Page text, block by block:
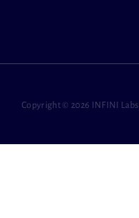
Copyright © 2026 INFINI Labs